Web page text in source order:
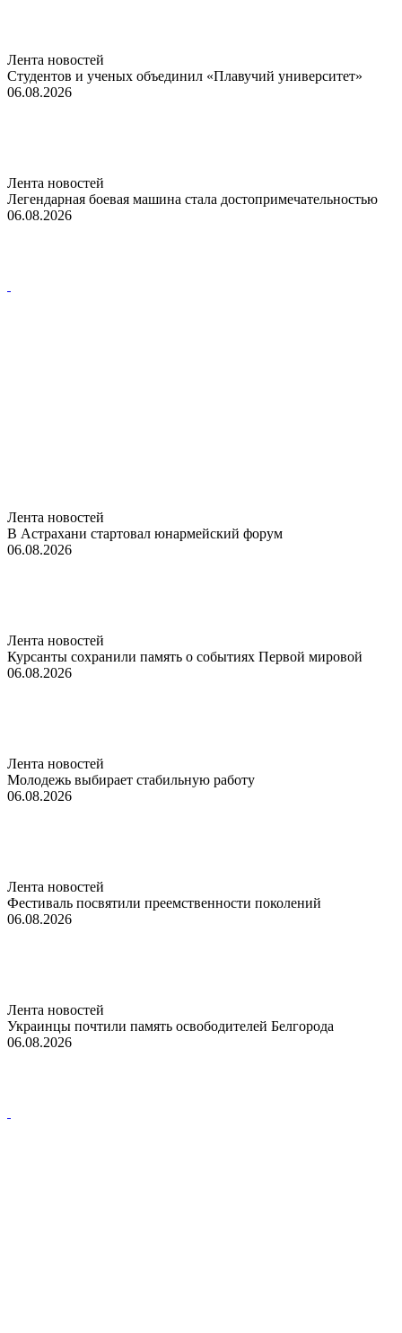
Лента новостей
Студентов и ученых объединил «Плавучий университет»
06.08.2026
Лента новостей
Легендарная боевая машина стала достопримечательностью
06.08.2026
Лента новостей
В Астрахани стартовал юнармейский форум
06.08.2026
Лента новостей
Курсанты сохранили память о событиях Первой мировой
06.08.2026
Лента новостей
Молодежь выбирает стабильную работу
06.08.2026
Лента новостей
Фестиваль посвятили преемственности поколений
06.08.2026
Лента новостей
Украинцы почтили память освободителей Белгорода
06.08.2026